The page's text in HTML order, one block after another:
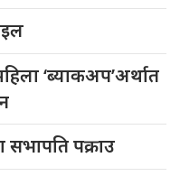
‘ब्याकअप’अर्थात
सभापति पक्राउ